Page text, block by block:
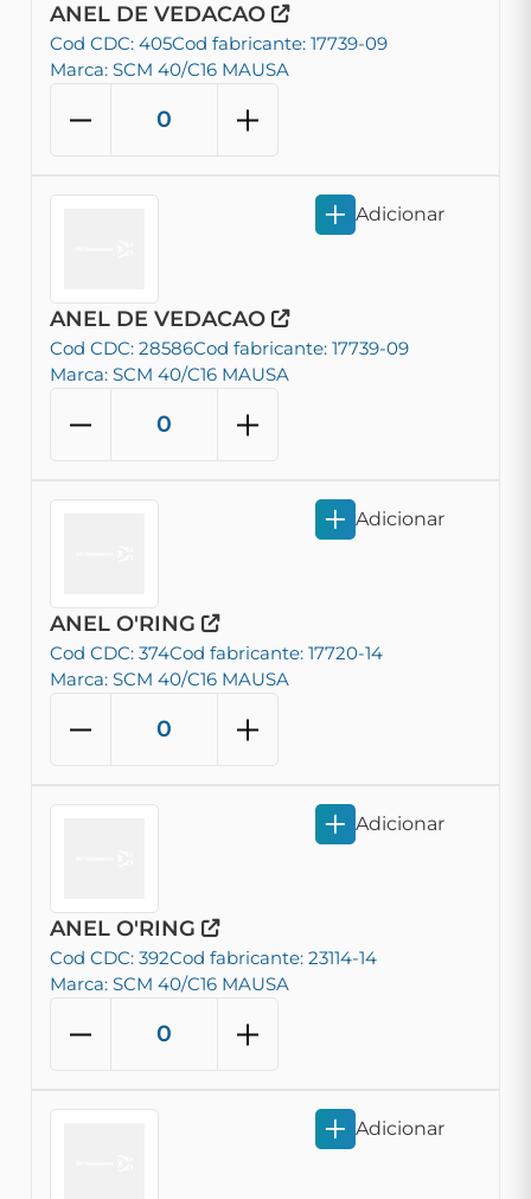
ANEL DE VEDACAO
Cod CDC: 405Cod fabricante: 17739-09
Marca: SCM 40/C16 MAUSA
ANEL DE VEDACAO
Cod CDC: 28586Cod fabricante: 17739-09
Marca: SCM 40/C16 MAUSA
Adicionar
ANEL O'RING
Cod CDC: 374Cod fabricante: 17720-14
Marca: SCM 40/C16 MAUSA
Adicionar
ANEL O'RING
Cod CDC: 392Cod fabricante: 23114-14
Marca: SCM 40/C16 MAUSA
Adicionar
Adicionar